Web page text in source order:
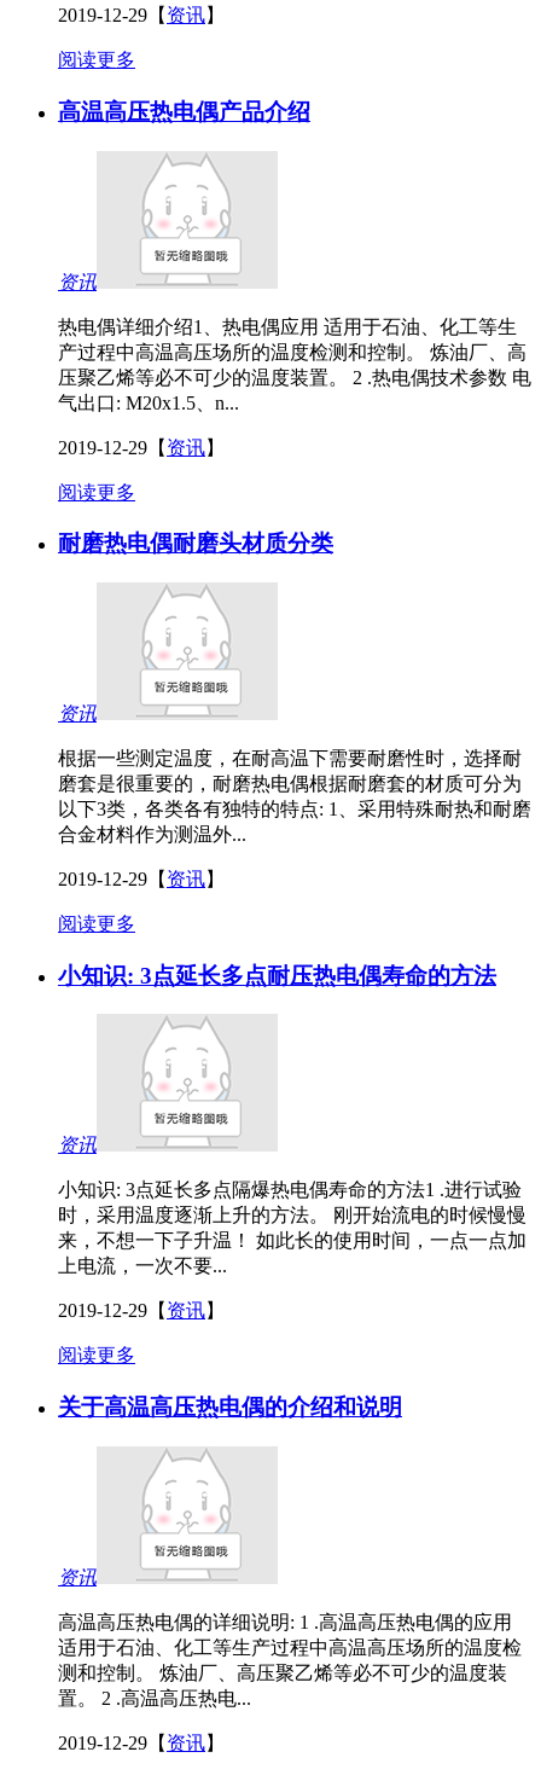
2019-12-29 【 资讯】
阅读更多
高温高压热电偶产品介绍
资讯
热电偶详细介绍1、热电偶应用 适用于石油、化工等生
产过程中高温高压场所的温度检测和控制。 炼油厂、高
压聚乙烯等必不可少的温度装置。 2 .热电偶技术参数 电
气出口: M20x1.5、n...
2019-12-29 【 资讯】
阅读更多
耐磨热电偶耐磨头材质分类
资讯
根据一些测定温度，在耐高温下需要耐磨性时，选择耐
磨套是很重要的，耐磨热电偶根据耐磨套的材质可分为
以下3类，各类各有独特的特点: 1、采用特殊耐热和耐磨
合金材料作为测温外...
2019-12-29 【 资讯】
阅读更多
小知识: 3点延长多点耐压热电偶寿命的方法
资讯
小知识: 3点延长多点隔爆热电偶寿命的方法1 .进行试验
时，采用温度逐渐上升的方法。 刚开始流电的时候慢慢
来，不想一下子升温！ 如此长的使用时间，一点一点加
上电流，一次不要...
2019-12-29 【 资讯】
阅读更多
关于高温高压热电偶的介绍和说明
资讯
高温高压热电偶的详细说明: 1 .高温高压热电偶的应用
适用于石油、化工等生产过程中高温高压场所的温度检
测和控制。 炼油厂、高压聚乙烯等必不可少的温度装
置。 2 .高温高压热电...
2019-12-29 【 资讯】